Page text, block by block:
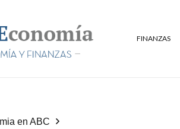
FINANZAS
en ABC